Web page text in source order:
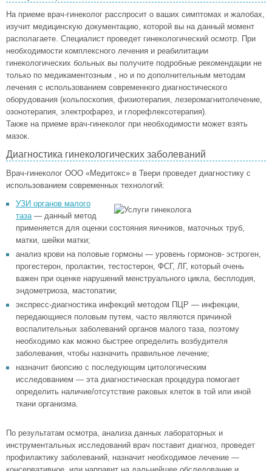
На приеме врач-гинеколог расспросит о ваших симптомах и жалобах,
изучит медицинскую документацию, которой вы на данный момент
располагаете. Специалист проведет гинекологический осмотр. При
необходимости комплексного лечения и реабилитации
гинекологических больных вы получите подробные рекомендации не
только по медикаментозным , но и по дополнительным методам
лечения с использованием современного диагностического
оборудования (кольпоскопия, физиотерапия, лезеромагнитолечение,
озонотерапия, электрофарез, и глорефлексотерапия).
Также на приеме врач-гинеколог при необходимости может взять
мазок.
Диагностика гинекологических заболеваний
Врач-гинеколог ООО «Медитокс» в Твери проведет диагностику с
использованием современных технологий:
УЗИ органов малого
таза— данный метод
применяется для оценки состояния яичников, маточных труб,
матки, шейки матки;
анализ крови на половые гормоны — уровень гормонов- эстроген,
прогестерон, пролактин, тестостерон, ФСГ, ЛГ, который очень
важен при оценке нарушений менструального цикла, бесплодия,
эндометриоза, мастопатии;
экспресс-диагностика инфекций методом ПЦР — инфекции,
передающиеся половым путем, часто являются причиной
воспалительных заболеваний органов малого таза, поэтому
необходимо как можно быстрее определить возбудителя
заболевания, чтобы назначить правильное лечение;
назначит биопсию с последующим цитологическим
исследованием — эта диагностическая процедура помогает
определить наличие/отсутствие раковых клеток в той или иной
ткани организма.
По результатам осмотра, анализа данных лабораторных и
инструментальных исследований врач поставит диагноз, проведет
профилактику заболеваний, назначит необходимое лечение —